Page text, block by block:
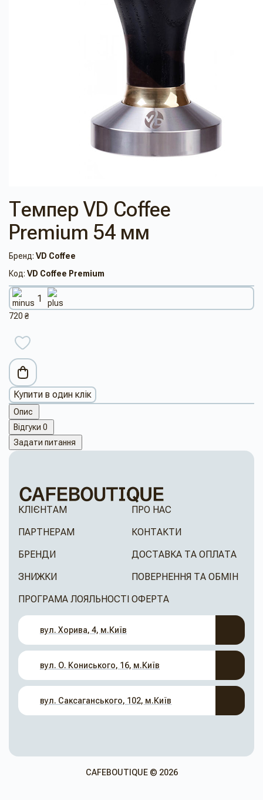
Темпер VD Coffee
Premium 54 мм
Бренд: VD Coffee
Код: VD Coffee Premium
720 ₴
Купити в один клік
Опис
Відгуки 0
Задати питання
КЛІЄНТАМ
ПАРТНЕРАМ
БРЕНДИ
ЗНИЖКИ
ПРОГРАМА ЛОЯЛЬНОСТІ
ПРО НАС
КОНТАКТИ
ДОСТАВКА ТА ОПЛАТА
ПОВЕРНЕННЯ ТА ОБМІН
ОФЕРТА
вул. Хорива, 4, м.Київ
вул. О. Кониського, 16, м.Київ
вул. Саксаганського, 102, м.Київ
CAFEBOUTIQUE © 2026